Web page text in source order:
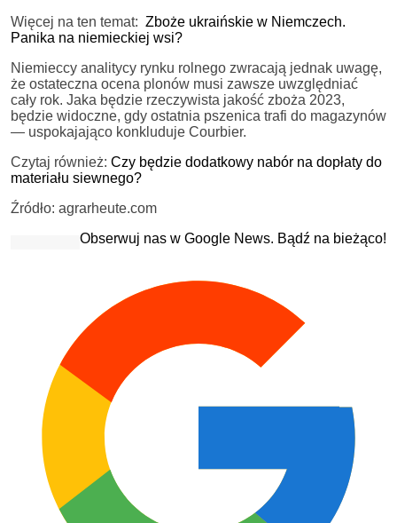
Więcej na ten temat: Zboże ukraińskie w Niemczech.
Panika na niemieckiej wsi?
Niemieccy analitycy rynku rolnego zwracają jednak uwagę,
że ostateczna ocena plonów musi zawsze uwzględniać
cały rok. Jaka będzie rzeczywista jakość zboża 2023,
będzie widoczne, gdy ostatnia pszenica trafi do magazynów
— uspokajająco konkluduje Courbier.
Czytaj również: Czy będzie dodatkowy nabór na dopłaty do
materiału siewnego?
Źródło: agrarheute.com
Obserwuj nas w Google News. Bądź na bieżąco!